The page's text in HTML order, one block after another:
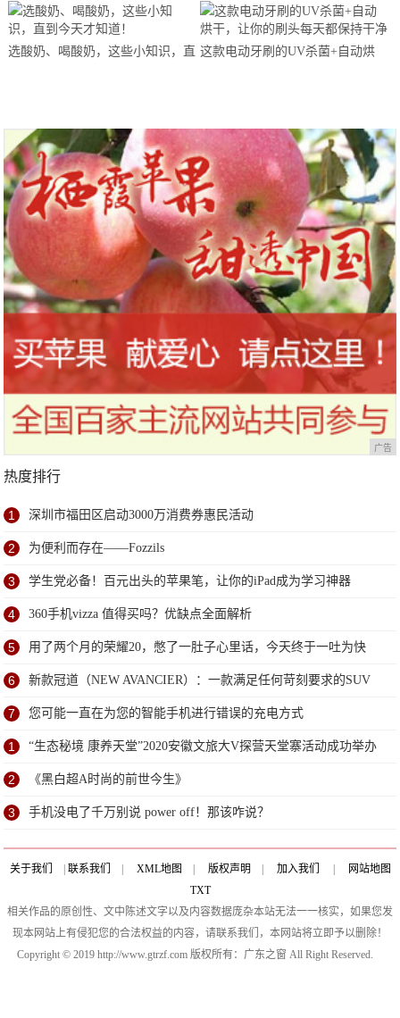
马拉松超级精英赛顺德海骏达中心
站欢乐开跑
选酸奶、喝酸奶，这些小知识，直 这款电动牙刷的UV杀菌+自动烘
广告
热度排行
1 深圳市福田区启动3000万消费券惠民活动
2 为便利而存在——Fozzils
3 学生党必备！百元出头的苹果笔，让你的iPad成为学习神器
4 360手机vizza 值得买吗？优缺点全面解析
5 用了两个月的荣耀20，憋了一肚子心里话，今天终于一吐为快
6 新款冠道（NEW AVANCIER）：一款满足任何苛刻要求的SUV
7 您可能一直在为您的智能手机进行错误的充电方式
1 “生态秘境 康养天堂”2020安徽文旅大V探营天堂寨活动成功举办
2 《黑白超A时尚的前世今生》
3 手机没电了千万别说 power off！那该咋说？
关于我们 联系我们 XML地图 版权声明 加入我们
网站地图
TXT
相关作品的原创性、文中陈述文字以及内容数据庞杂本站无法一一核实，如果您发
现本网站上有侵犯您的合法权益的内容，请联系我们，本网站将立即予以删除！
Copyright © 2019 http://www.gtrzf.com 版权所有：广东之窗 All Right Reserved.